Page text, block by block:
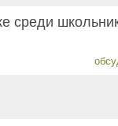
среди